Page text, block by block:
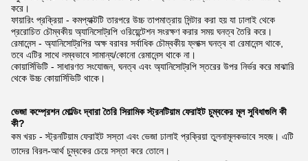
করে।
ফায়ারিং প্রক্রিয়া - কমপ্যাক্টটি তারপরে উচ্চ তাপমাত্রায় সিন্টার করা হয় যা ঢালাই থেকে
প্ররোচিত চৌম্বকীয় অ্যানিসোট্রপি ওরিয়েন্টেশন সংরক্ষণ করার সময় ঘনত্ব তৈরি করে।
রেমানেন্স - অ্যানিসোট্রপির অক্ষ বরাবর সর্বাধিক চৌম্বকীয় ফ্লাক্স ঘনত্ব বা রেমানেন্স থাকে,
তবে এটির সাথে লম্বভাবে সামান্য/কোনো রেমানেন্স থাকে না।
কোয়ার্সিভিটি - সাধারণত সংযোজন, ঘনত্ব এবং অ্যানিসোট্রপি স্তরের উপর নির্ভর করে মাঝারি
থেকে উচ্চ কোয়ার্সিভিটি থাকে।
ভেজা কম্প্রেশন মোল্ডিং দ্বারা তৈরি সিরামিক স্ট্রনটিয়াম ফেরাইট চুম্বকের মূল সুবিধাগুলি কী
কী?
কম খরচ - স্ট্রনটিয়াম ফেরাইট সস্তা এবং ভেজা ঢালাই প্রক্রিয়া তুলনামূলকভাবে সহজ। এটি
তাদের বিরল-আর্থ চুম্বকের চেয়ে সস্তা করে তোলে।